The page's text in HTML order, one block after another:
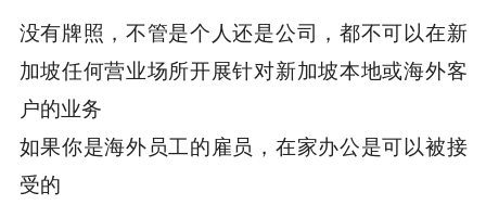
没有牌照，不管是个人还是公司，都不可以在新
加坡任何营业场所开展针对新加坡本地或海外客
户的业务
如果你是海外员工的雇员，在家办公是可以被接
受的